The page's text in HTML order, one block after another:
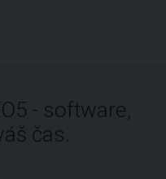
- software,
čas.